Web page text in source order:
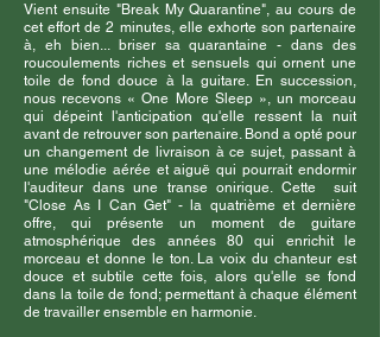
Vient ensuite "Break My Quarantine", au cours de
cet effort de 2 minutes, elle exhorte son partenaire
à, eh bien... briser sa quarantaine - dans des
roucoulements riches et sensuels qui ornent une
toile de fond douce à la guitare. En succession,
nous recevons « One More Sleep », un morceau
qui dépeint l'anticipation qu'elle ressent la nuit
avant de retrouver son partenaire. Bond a opté pour
un changement de livraison à ce sujet, passant à
une mélodie aérée et aiguë qui pourrait endormir
l'auditeur dans une transe onirique. Cette
suit
"Close As I Can Get" - la quatrième et dernière
offre, qui présente un moment de guitare
atmosphérique des années 80 qui enrichit le
morceau et donne le ton. La voix du chanteur est
douce et subtile cette fois, alors qu'elle se fond
dans la toile de fond; permettant à chaque élément
de travailler ensemble en harmonie.